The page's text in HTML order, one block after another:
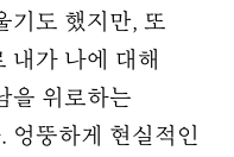
기도 했지만, 또
내가 나에 대해
을 위로하는
엉뚱하게 현실적인